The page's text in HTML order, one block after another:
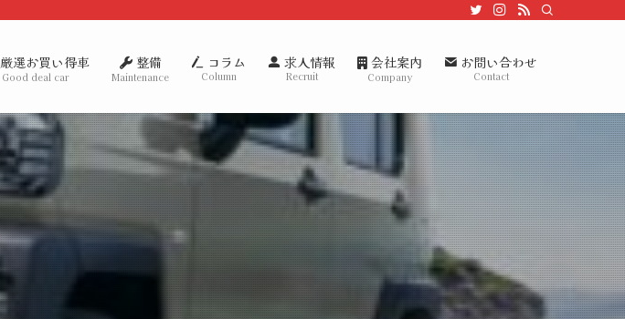
厳選お買い得車
Good deal car
整備
Maintenance
コラム
Column
求人情報
Recruit
会社案内
Company
お問い合わせ
Contact